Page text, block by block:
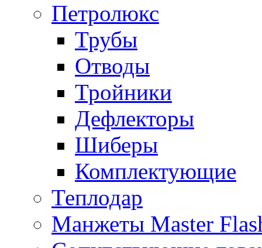
Петролюкс
Трубы
Отводы
Тройники
Дефлекторы
Шиберы
Комплектующие
Теплодар
Манжеты Master